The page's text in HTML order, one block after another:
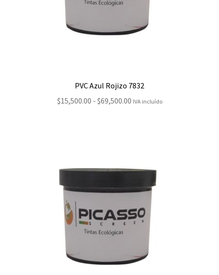
PVC Azul Rojizo 7832
$15,500.00 - $69,500.00Rango
$69,500.00
IVA incluído